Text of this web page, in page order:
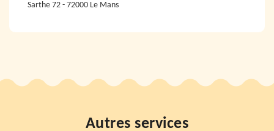
Sarthe 72 - 72000 Le Mans
Autres services